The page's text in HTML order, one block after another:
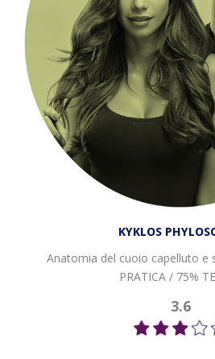
KYKLOS
Anatomia del cuoio capelluto e
PRATICA / 75%
3.6